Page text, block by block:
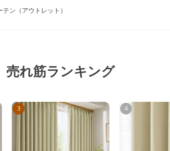
テン（アウトレット）
売れ筋ランキング
3 4